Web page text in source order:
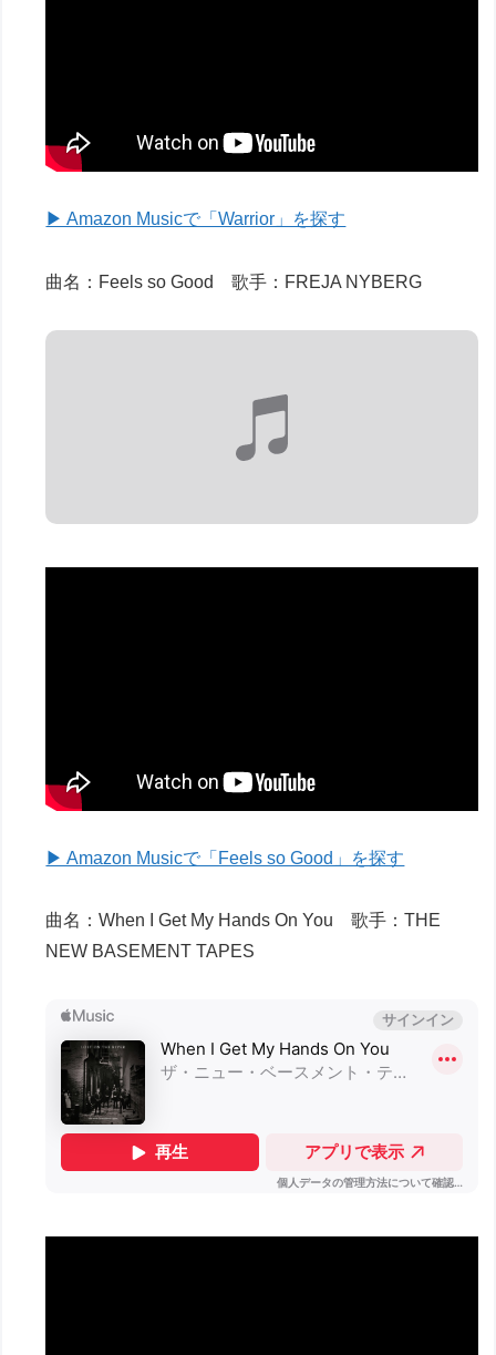
▶ Amazon Musicで「Warrior」を探す
曲名：Feels so Good 歌手：FREJA NYBERG
▶ Amazon Musicで「Feels so Good」を探す
曲名：When I Get My Hands On You 歌手：THE
NEW BASEMENT TAPES